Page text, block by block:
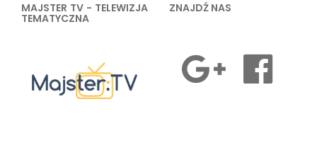
MAJSTER TV - TELEWIZJA
TEMATYCZNA
ZNAJDŹ NAS